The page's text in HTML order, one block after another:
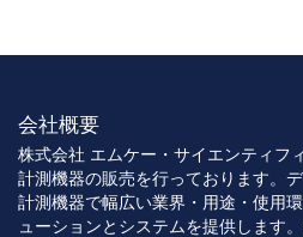
会社概要
株式会社 エムケー・サイエンティフ
計測機器の販売を行っております。
計測機器で幅広い業界・用途・使用
ューションとシステムを提供します